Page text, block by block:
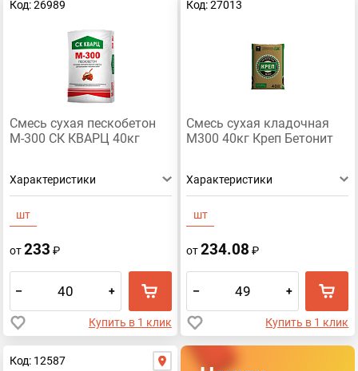
Код: 26989
Смесь сухая пескобетон
М-300 СК КВАРЦ 40кг
Характеристики
шт
от233 ₽
– +
Купить в 1 клик
Код: 27013
Смесь сухая кладочная
М300 40кг Креп Бетонит
Характеристики
шт
от234.08 ₽
– +
Купить в 1 клик
Код: 12587